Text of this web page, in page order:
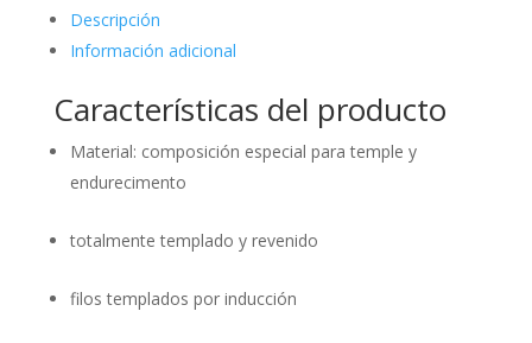
Descripción
Información adicional
Características del producto
Material: composición especial para temple y
endurecimento
totalmente templado y revenido
filos templados por inducción